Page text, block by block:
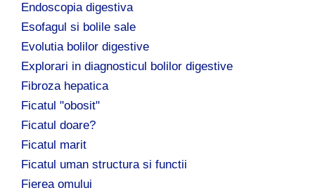
Endoscopia digestiva
Esofagul si bolile sale
Evolutia bolilor digestive
Explorari in diagnosticul bolilor digestive
Fibroza hepatica
Ficatul "obosit"
Ficatul doare?
Ficatul marit
Ficatul uman structura si functii
Fierea omului